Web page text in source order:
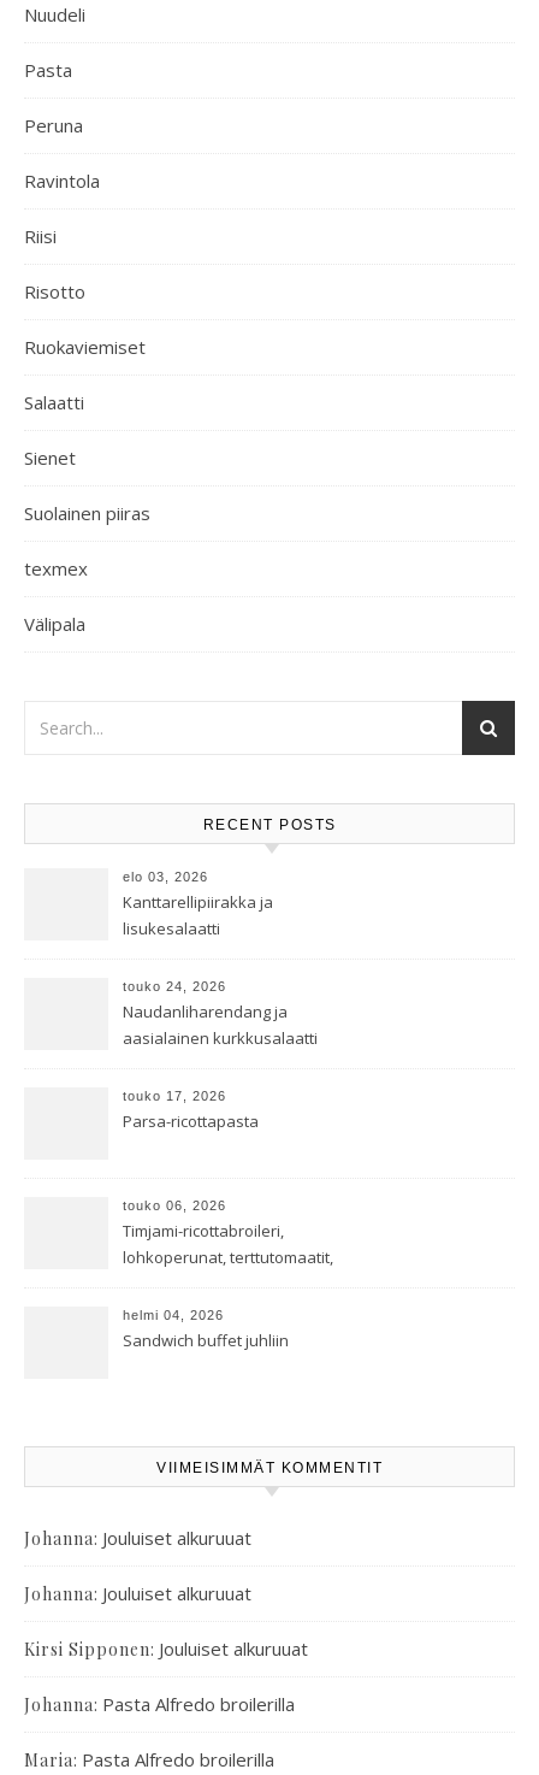
Nuudeli
Pasta
Peruna
Ravintola
Riisi
Risotto
Ruokaviemiset
Salaatti
Sienet
Suolainen piiras
texmex
Välipala
RECENT POSTS
elo 03, 2026
Kanttarellipiirakka ja
lisukesalaatti
touko 24, 2026
Naudanliharendang ja
aasialainen kurkkusalaatti
touko 17, 2026
Parsa-ricottapasta
touko 06, 2026
Timjami-ricottabroileri,
lohkoperunat, terttutomaatit,
salaatti
helmi 04, 2026
Sandwich buffet juhliin
VIIMEISIMMÄT KOMMENTIT
Johanna: Jouluiset alkuruuat
Johanna: Jouluiset alkuruuat
Kirsi Sipponen: Jouluiset alkuruuat
Johanna: Pasta Alfredo broilerilla
Maria: Pasta Alfredo broilerilla